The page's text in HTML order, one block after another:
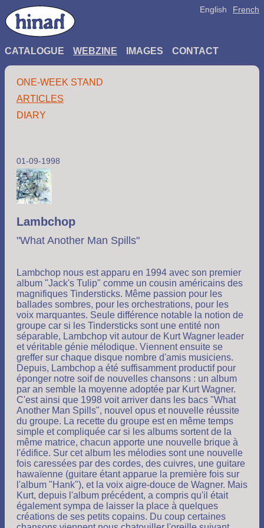
English French
CATALOGUE WEBZINE IMAGES CONTACT
ONE-WEEK STAND
ARTICLES
DIARY
01-09-1998
Lambchop
"What Another Man Spills"
Lambchop nous est apparu en 1994 avec son premier
album "Jack's Tulip" comme un cousin américains des
magnifiques Tindersticks. Même passion pour les
ballades sombres, pour les orchestrations, pour les
voix marquantes. Seule différence notable la notion de
groupe car si les Tindersticks sont une entité non
séparable, Lambchop vit autour de Kurt Wagner leader
et véritable génie mélodique. Viennent ensuite se
greffer sur chaque disque nombre d'amis musiciens.
Depuis, Lambchop a été suffisamment productif pour
éponger notre soif de nouvelles chansons : un album
par an semble la moyenne adoptée par Kurt Wagner.
C'est ainsi que 1998 voit arriver dans les bacs "What
Another Man Spills", nouvel opus et nouvelle réussite
du groupe. La recette du groupe est en même temps
simple et compliquée car si les albums sortent de la
même matrice, chacun apporte une nouvelle brique à
l'édifice. Sur cet album les mélodies sont une nouvelle
fois caressées par des cordes, des cuivres, une guitare
hawaïenne (guitare étant apparue la première fois sur
l'album "Hank"), et la voix aigre-douce de Wagner. Mais
Kurt, depuis l'album précédent, a compris qu'il était
également sympa de laisser la place à quelques
créations de ses petits copains. Du coup certaines